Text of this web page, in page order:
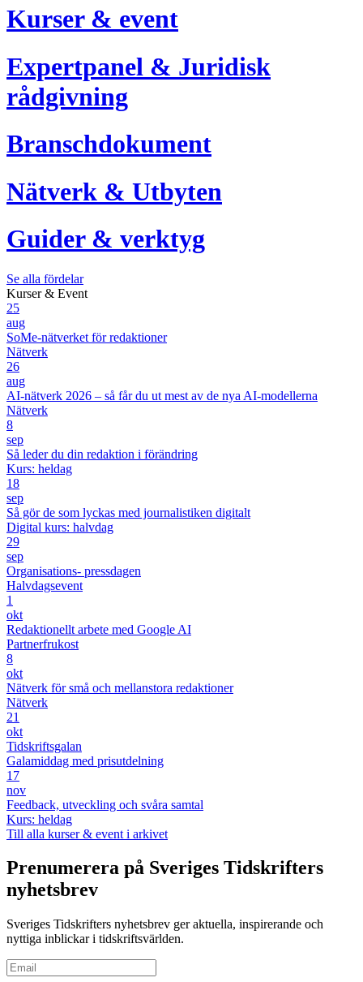
Kurser & event
Expertpanel & Juridisk
rådgivning
Branschdokument
Nätverk & Utbyten
Guider & verktyg
Se alla fördelar
Kurser & Event
25
aug
SoMe-nätverket för redaktioner
Nätverk
26
aug
AI-nätverk 2026 – så får du ut mest av de nya AI-modellerna
Nätverk
8
sep
Så leder du din redaktion i förändring
Kurs: heldag
18
sep
Så gör de som lyckas med journalistiken digitalt
Digital kurs: halvdag
29
sep
Organisations- pressdagen
Halvdagsevent
1
okt
Redaktionellt arbete med Google AI
Partnerfrukost
8
okt
Nätverk för små och mellanstora redaktioner
Nätverk
21
okt
Tidskriftsgalan
Galamiddag med prisutdelning
17
nov
Feedback, utveckling och svåra samtal
Kurs: heldag
Till alla kurser & event i arkivet
Prenumerera på Sveriges Tidskrifters
nyhetsbrev
Sveriges Tidskrifters nyhetsbrev ger aktuella, inspirerande och
nyttiga inblickar i tidskriftsvärlden.